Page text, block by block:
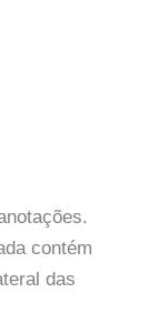
contém
das